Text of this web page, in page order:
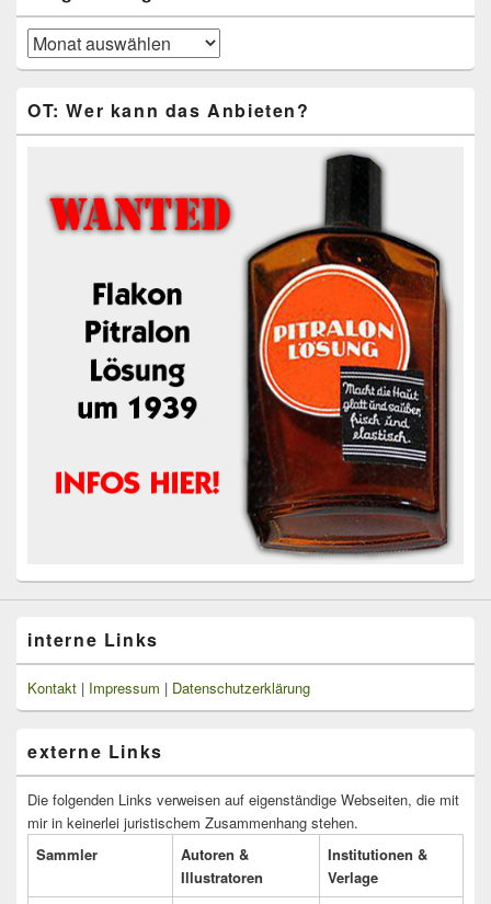
Blog-
Beiträge
OT: Wer kann das Anbieten?
interne Links
Kontakt | Impressum | Datenschutzerklärung
externe Links
Die folgenden Links verweisen auf eigenständige Webseiten, die mit
mir in keinerlei juristischem Zusammenhang stehen.
Sammler
Autoren &
Illustratoren
Institutionen &
Verlage